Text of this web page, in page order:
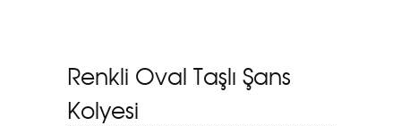
Renkli Oval Taşlı Şans
Kolyesi